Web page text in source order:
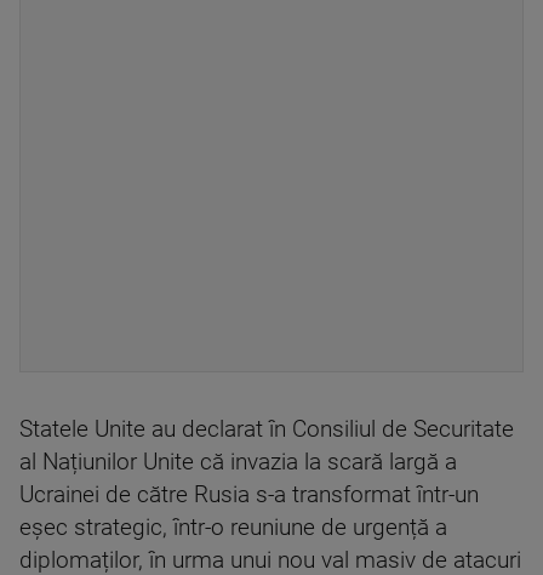
Statele Unite au declarat în Consiliul de Securitate
al Națiunilor Unite că invazia la scară largă a
Ucrainei de către Rusia s-a transformat într-un
eșec strategic, într-o reuniune de urgență a
diplomaților, în urma unui nou val masiv de atacuri